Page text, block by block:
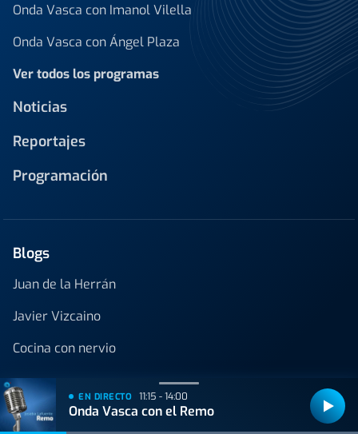
Onda Vasca con Imanol Vilella
Onda Vasca con Ángel Plaza
Ver todos los programas
Noticias
Reportajes
Programación
Blogs
Juan de la Herrán
Javier Vizcaino
Cocina con nervio
EN DIRECTO 11:15 - 14:00
Onda Vasca con el Remo